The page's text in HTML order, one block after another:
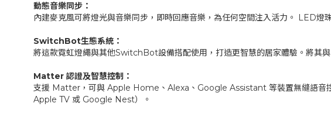
動態音樂同步：
內建麥克風可將燈光與音樂同步，即時回應音樂，為任何空間注入活力。 LED
SwitchBot生態系統：
將這款霓虹燈繩與其他SwitchBot設備搭配使用，打造更智慧的居家體驗。將
Matter 認證及智慧控制：
支援 Matter，可與 Apple Home、Alexa、Google Assistant 等裝置無縫語音
Apple TV 或 Google Nest）。